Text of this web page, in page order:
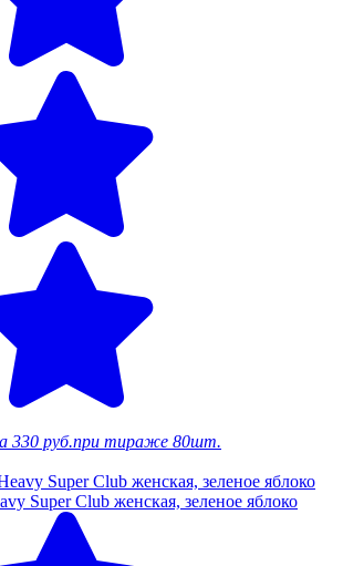
330 руб.при тираже 80шт.
Super Club женская, зеленое яблоко